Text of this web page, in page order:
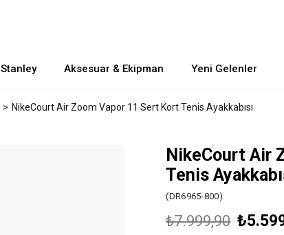
Stanley Aksesuar & Ekipman Yeni Gelenler
NikeCourt Air Zoom Vapor 11 Sert Kort Tenis Ayakkabısı
NikeCourt Air
Tenis
(DR6965-800)
₺7.999,90